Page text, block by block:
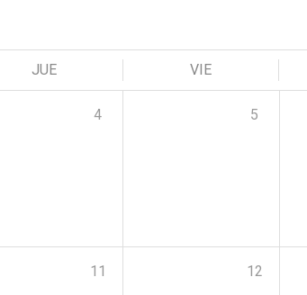
JUE VIE
4 5
11 12